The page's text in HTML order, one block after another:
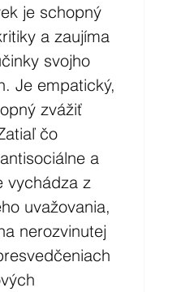
je schopný
a zaujíma
svojho
Je empatický,
zvážiť
čo
a
vychádza z
uvažovania,
nerozvinutej